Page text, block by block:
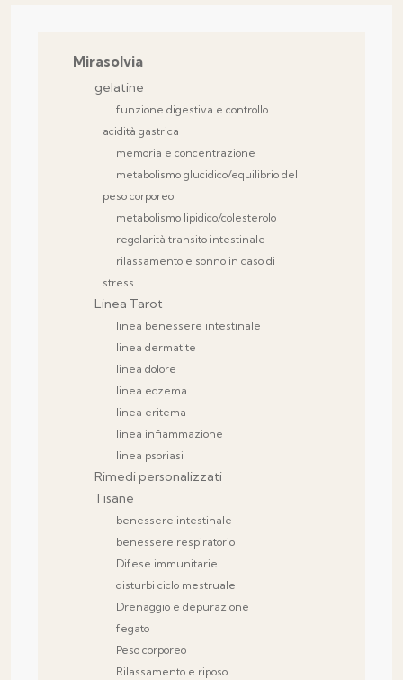
Mirasolvia
gelatine
funzione digestiva e controllo
acidità gastrica
memoria e concentrazione
metabolismo glucidico/equilibrio del
peso corporeo
metabolismo lipidico/colesterolo
regolarità transito intestinale
rilassamento e sonno in caso di
stress
Linea Tarot
linea benessere intestinale
linea dermatite
linea dolore
linea eczema
linea eritema
linea infiammazione
linea psoriasi
Rimedi personalizzati
Tisane
benessere intestinale
benessere respiratorio
Difese immunitarie
disturbi ciclo mestruale
Drenaggio e depurazione
fegato
Peso corporeo
Rilassamento e riposo